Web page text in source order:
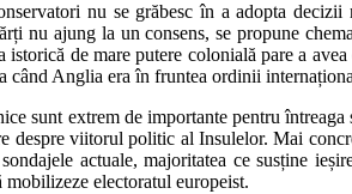
nu se grăbesc în a adopta
nu ajung la un consens, se propune
de mare putere colonială pare a
când Anglia era în fruntea ordinii
sunt extrem de importante pentru
despre viitorul politic al Insulelor. Mai
actuale, majoritatea ce susține
electoratul europeist.